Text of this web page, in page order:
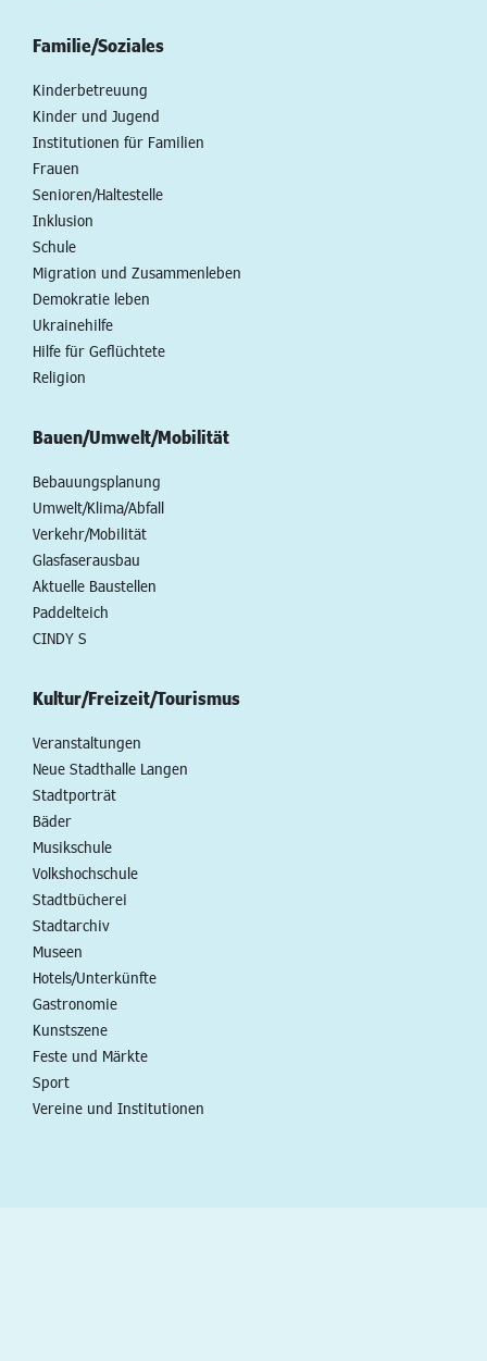
Familie/Soziales
Kinderbetreuung
Kinder und Jugend
Institutionen für Familien
Frauen
Senioren/Haltestelle
Inklusion
Schule
Migration und Zusammenleben
Demokratie leben
Ukrainehilfe
Hilfe für Geflüchtete
Religion
Bauen/Umwelt/Mobilität
Bebauungsplanung
Umwelt/Klima/Abfall
Verkehr/Mobilität
Glasfaserausbau
Aktuelle Baustellen
Paddelteich
CINDY S
Kultur/Freizeit/Tourismus
Veranstaltungen
Neue Stadthalle Langen
Stadtporträt
Bäder
Musikschule
Volkshochschule
Stadtbücherei
Stadtarchiv
Museen
Hotels/Unterkünfte
Gastronomie
Kunstszene
Feste und Märkte
Sport
Vereine und Institutionen